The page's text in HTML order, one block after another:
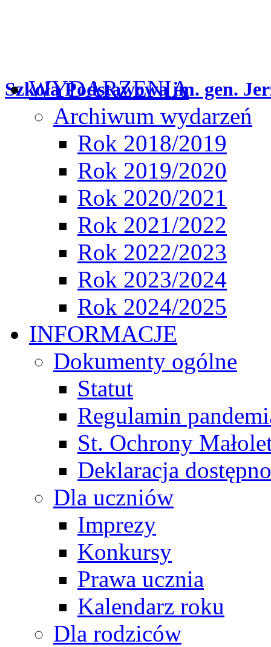
Szkoła Podstawowa im. gen.
WYDARZENIA
Archiwum wydarzeń
Rok 2018/2019
Rok 2019/2020
Rok 2020/2021
Rok 2021/2022
Rok 2022/2023
Rok 2023/2024
Rok 2024/2025
INFORMACJE
Dokumenty ogólne
Statut
Regulamin
St. Ochrony
Deklaracja
Dla uczniów
Imprezy
Konkursy
Prawa ucznia
Kalendarz roku
Dla rodziców